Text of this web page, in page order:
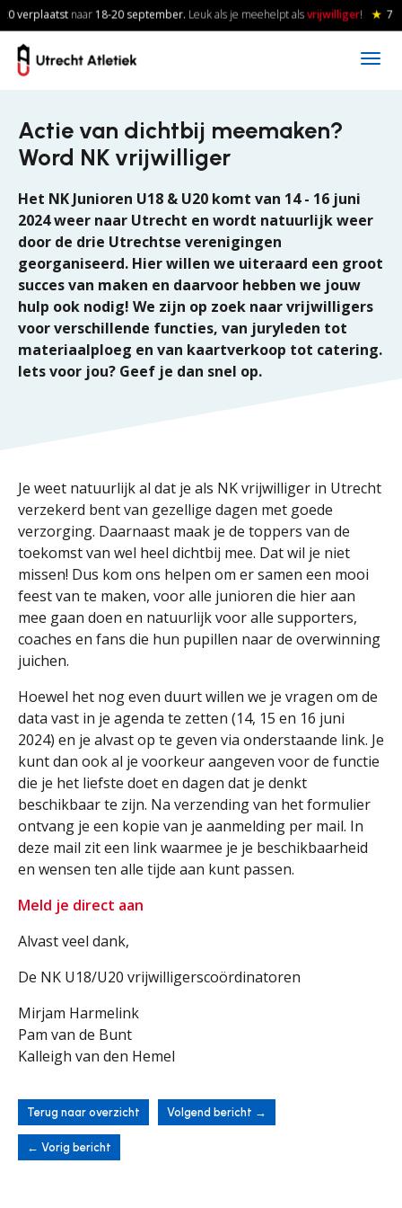
Skip to main content
verplaatstnaar18-20september. Leuk als je meehelpt alsvrijwilliger! ★ 7
Actie van dichtbij meemaken?
Word NK vrijwilliger
Het NK Junioren U18 & U20 komt van 14 - 16 juni
2024 weer naar Utrecht en wordt natuurlijk weer
door de drie Utrechtse verenigingen
georganiseerd. Hier willen we uiteraard een groot
succes van maken en daarvoor hebben we jouw
hulp ook nodig! We zijn op zoek naar vrijwilligers
voor verschillende functies, van juryleden tot
materiaalploeg en van kaartverkoop tot catering.
Iets voor jou? Geef je dan snel op.
Je weet natuurlijk al dat je als NK vrijwilliger in Utrecht
verzekerd bent van gezellige dagen met goede
verzorging. Daarnaast maak je de toppers van de
toekomst van wel heel dichtbij mee. Dat wil je niet
missen! Dus kom ons helpen om er samen een mooi
feest van te maken, voor alle junioren die hier aan
mee gaan doen en natuurlijk voor alle supporters,
coaches en fans die hun pupillen naar de overwinning
juichen.
Hoewel het nog even duurt willen we je vragen om de
data vast in je agenda te zetten (14, 15 en 16 juni
2024) en je alvast op te geven via onderstaande link. Je
kunt dan ook al je voorkeur aangeven voor de functie
die je het liefste doet en dagen dat je denkt
beschikbaar te zijn. Na verzending van het formulier
ontvang je een kopie van je aanmelding per mail. In
deze mail zit een link waarmee je je beschikbaarheid
en wensen ten alle tijde aan kunt passen.
Meld je direct aan
Alvast veel dank,
De NK U18/U20 vrijwilligerscoördinatoren
Mirjam Harmelink
Pam van de Bunt
Kalleigh van den Hemel
Terug naar overzicht Volgend bericht →
← Vorig bericht